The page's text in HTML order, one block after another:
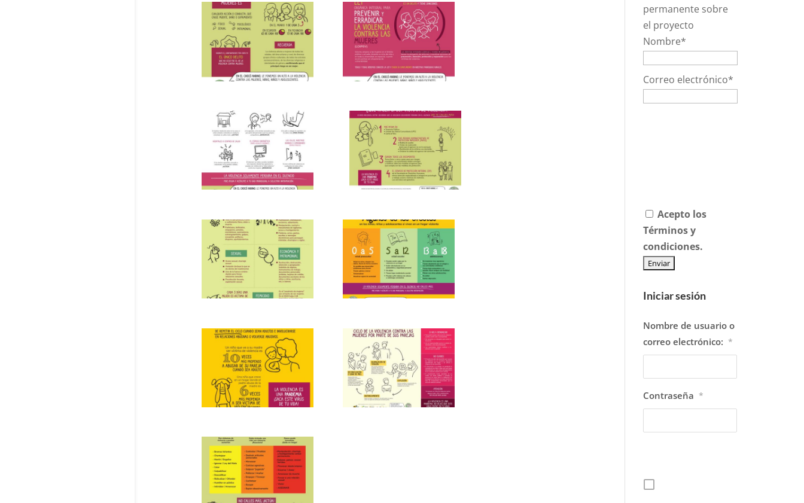
permanente sobre
el proyecto
Nombre*
Correo electrónico*
Acepto los
Términos y
condiciones.
Iniciar sesión
Nombre de usuario o
correo electrónico: *
Contraseña *